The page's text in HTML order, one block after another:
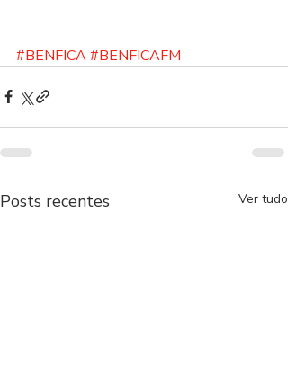
#BENFICA#BENFICAFM
Posts recentes Ver tudo